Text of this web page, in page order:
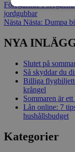
Föregående
jordgubbar
Nästa Nästa: Dumpa
NYA
Slutet på
Så skyddar du
Billiga
krångel
Sommaren är
Lån online: 7
hushållsbudget
Kategorier